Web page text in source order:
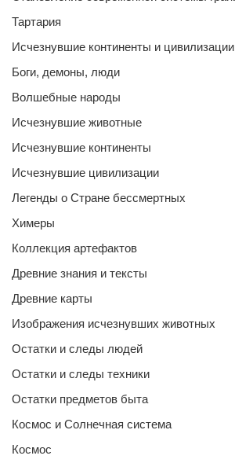
Тартария
Исчезнувшие континенты и цивилизации
Боги, демоны, люди
Волшебные народы
Исчезнувшие животные
Исчезнувшие континенты
Исчезнувшие цивилизации
Легенды о Стране бессмертных
Химеры
Коллекция артефактов
Древние знания и тексты
Древние карты
Изображения исчезнувших животных
Остатки и следы людей
Остатки и следы техники
Остатки предметов быта
Космос и Солнечная система
Космос